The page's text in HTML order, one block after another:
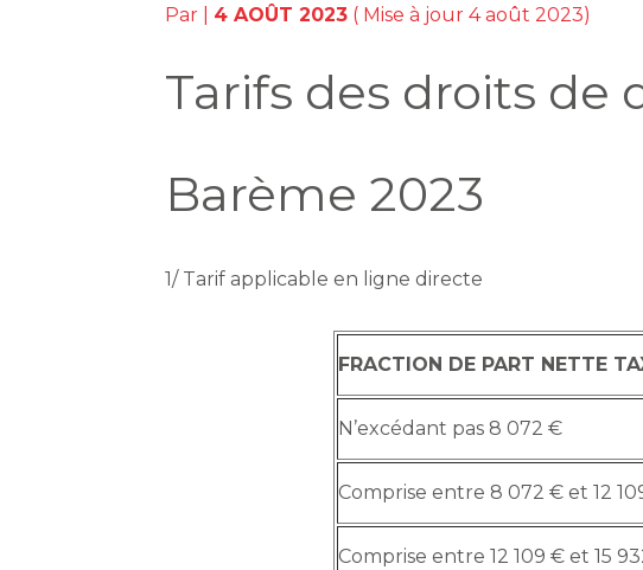
Par 4 AOÛT 2023 ( Mise à jour 4 août 2023)
Tarifs des droits de
Barème 2023
1/ Tarif applicable en ligne directe
FRACTION DE PART NETTE
N’excédant pas 8 072 €
Comprise entre 8 072 € et 12
Comprise entre 12 109 € et 15